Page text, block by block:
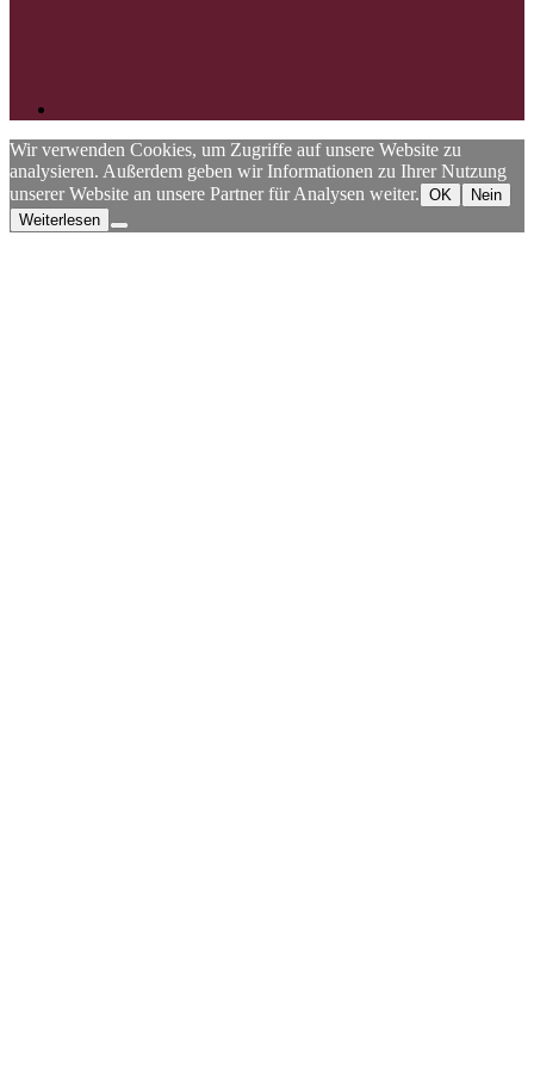
Wir verwenden Cookies, um Zugriffe auf unsere Website zu
analysieren. Außerdem geben wir Informationen zu Ihrer Nutzung
unserer Website an unsere Partner für Analysen weiter. OK
Nein
Weiterlesen